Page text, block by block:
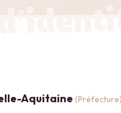
Aquitaine (Préfecture)